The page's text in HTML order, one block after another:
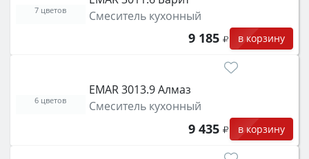
Смеситель кухонный
9 185 в корзину
7 цветов
EMAR 3013.9 Алмаз
Смеситель кухонный
9 435 в корзину
6 цветов